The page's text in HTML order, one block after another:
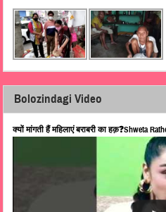
Bolozindagi Video
क्यों मांगती हैं महिलाएं बराबरी का हक़❓Shweta